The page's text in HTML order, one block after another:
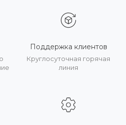
Поддержка клиентов
Круглосуточная горячая
линия